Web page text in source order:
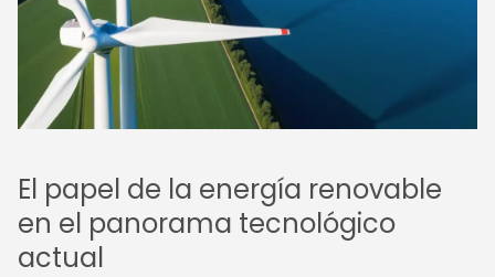
El papel de la energía renovable
en el panorama tecnológico
actual